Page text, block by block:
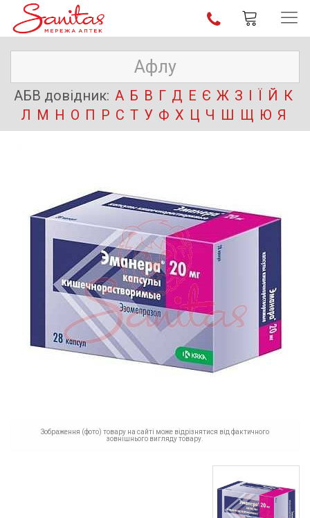
АБВ довідник: А Б В Г Д Е Є Ж З І Ї Й К
Л М Н О П Р С Т У Ф Х Ц Ч Ш Щ Ю Я
Зображення (фото) товару на сайті може відрізнятися від фактичного
зовнішнього вигляду товару.